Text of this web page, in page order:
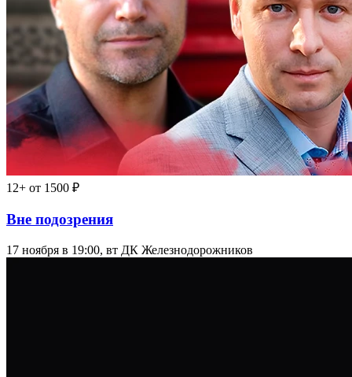
12+ от 1500 ₽
Вне подозрения
17 ноября в 19:00, вт ДК Железнодорожников